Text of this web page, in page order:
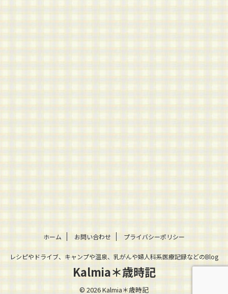
ホーム お問い合わせ プライバシーポリシー
レシピやドライブ、キャンプや温泉、乳がんや婦人科系医療記録などのBlog
Kalmia＊歳時記
© 2026 Kalmia＊歳時記